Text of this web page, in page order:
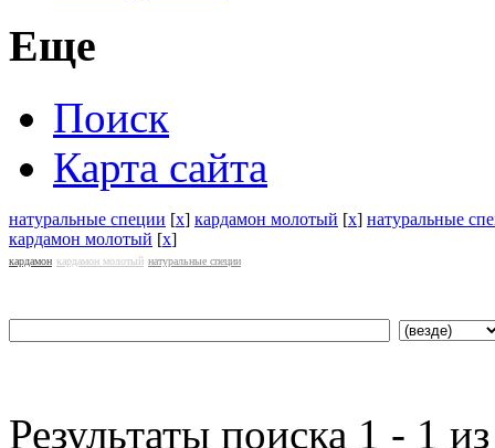
Еще
Поиск
Карта сайта
натуральные специи [x] кардамон молотый [x] натуральные
кардамон молотый [x]
кардамон кардамон молотый натуральные специи
Результаты поиска 1 - 1